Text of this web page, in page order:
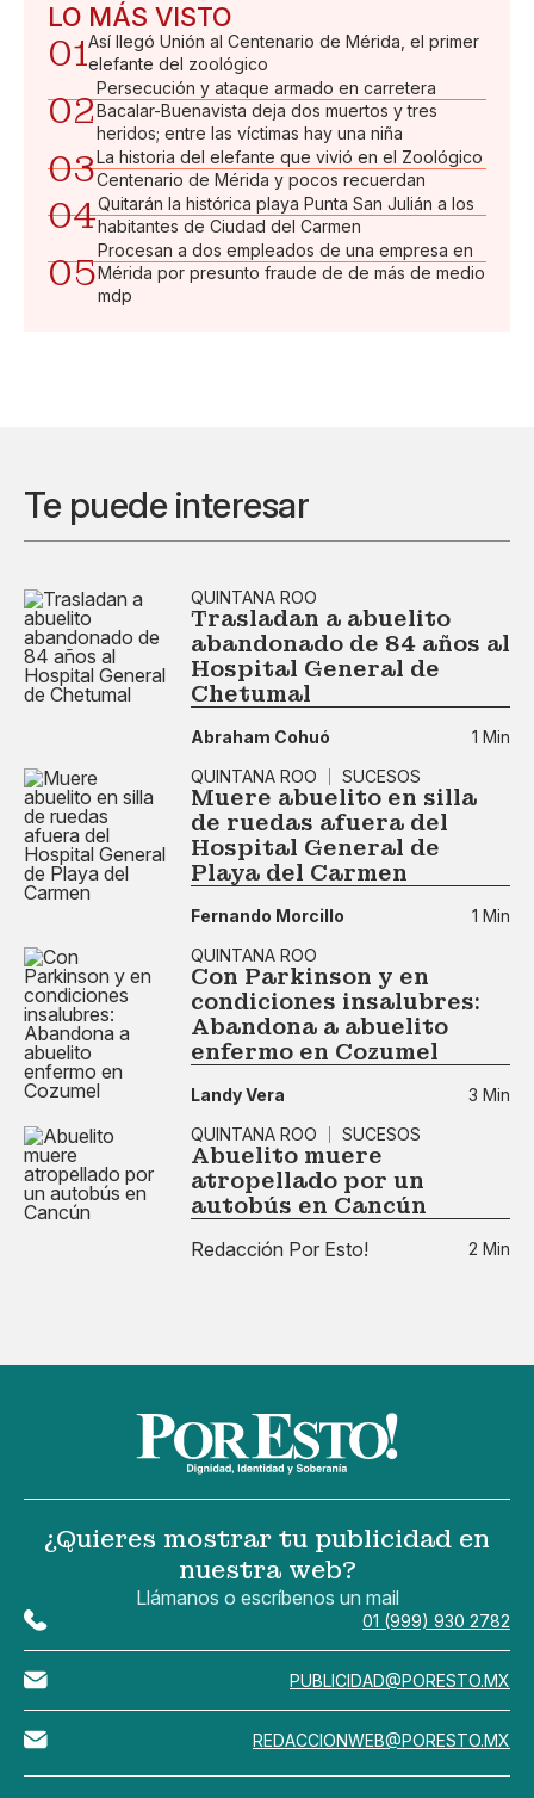
LO MÁS VISTO
01Así llegó Unión al Centenario de Mérida, el primer
elefante del zoológico
02
Persecución y ataque armado en carretera
Bacalar-Buenavista deja dos muertos y tres
heridos; entre las víctimas hay una niña
03La historia del elefante que vivió en el Zoológico
Centenario de Mérida y pocos recuerdan
04Quitarán la histórica playa Punta San Julián a los
habitantes de Ciudad del Carmen
05
Procesan a dos empleados de una empresa en
Mérida por presunto fraude de de más de medio
mdp
Te puede interesar
QUINTANA ROO
Trasladan a abuelito
abandonado de 84 años al
Hospital General de
Chetumal
Abraham Cohuó
1 Min
QUINTANA ROO
SUCESOS
Muere abuelito en silla
de ruedas afuera del
Hospital General de
Playa del Carmen
Fernando Morcillo
1 Min
QUINTANA ROO
Con Parkinson y en
condiciones insalubres:
Abandona a abuelito
enfermo en Cozumel
Landy Vera
3 Min
QUINTANA ROO
SUCESOS
Abuelito muere
atropellado por un
autobús en Cancún
Redacción Por Esto! 2 Min
¿Quieres mostrar tu publicidad en
nuestra web?
Llámanos o escríbenos un mail
01 (999) 930 2782
PUBLICIDAD@PORESTO.MX
REDACCIONWEB@PORESTO.MX